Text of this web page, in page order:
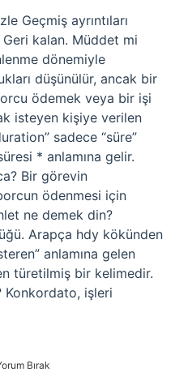
Geçmiş ayrıntıları
kalan. Müddet mi
dönemiyle
düşünülür, ancak bir
ödemek veya bir işi
isteyen kişiye verilen
sadece “süre”
* anlamına gelir.
Bir görevin
ödenmesi için
ne demek din?
Arapça hdy kökünden
anlamına gelen
Konkordato, işleri
Bırak